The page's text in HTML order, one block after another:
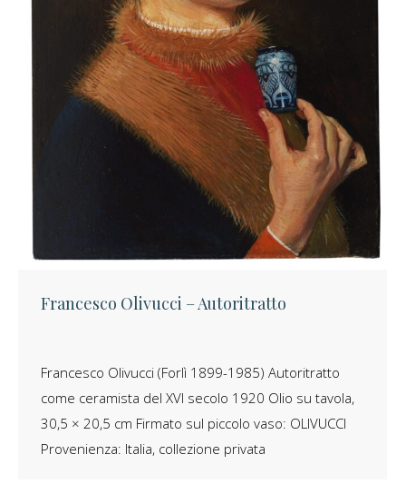
Francesco Olivucci – Autoritratto
Francesco Olivucci (Forlì 1899-1985) Autoritratto
come ceramista del XVI secolo 1920 Olio su tavola,
30,5 × 20,5 cm Firmato sul piccolo vaso: OLIVUCCI
Provenienza: Italia, collezione privata
Iscriviti alla
Newsletter